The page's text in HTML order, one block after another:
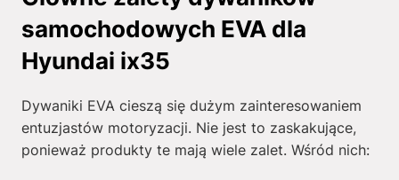
samochodowych EVA dla
Hyundai ix35
Dywaniki EVA cieszą się dużym zainteresowaniem
entuzjastów motoryzacji. Nie jest to zaskakujące,
ponieważ produkty te mają wiele zalet. Wśród nich: